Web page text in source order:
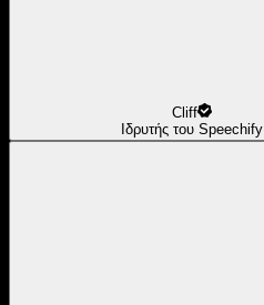
Cliff
Ιδρυτής του Speechify